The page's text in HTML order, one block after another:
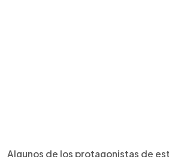
Algunos de los protagonistas de